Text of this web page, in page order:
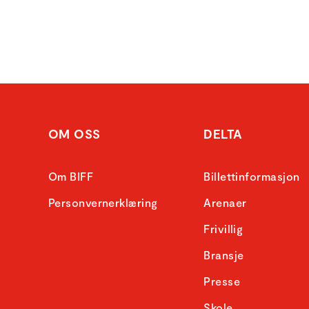
OM OSS
Om BIFF
Personvernerklæring
DELTA
Billettinformasjon
Arenaer
Frivillig
Bransje
Presse